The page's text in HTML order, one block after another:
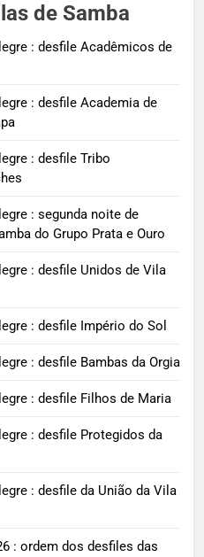
de Samba
: desfile Acadêmicos de
: desfile Academia de
: desfile Tribo
: segunda noite de
do Grupo Prata e Ouro
: desfile Unidos de Vila
: desfile Império do Sol
: desfile Bambas da Orgia
: desfile Filhos de Maria
: desfile Protegidos da
: desfile da União da Vila
: ordem dos desfiles das